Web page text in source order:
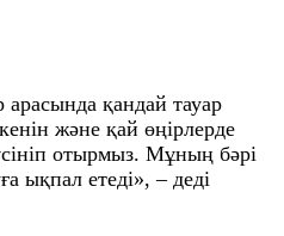
арасында қандай тауар
және қай өңірлерде
отырмыз. Мұның бәрі
ықпал етеді», – деді